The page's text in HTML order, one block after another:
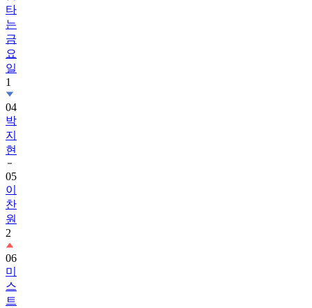
타
는
금
요
일
1
04
박
지
현
05
이
찬
원
2
06
미
스
트